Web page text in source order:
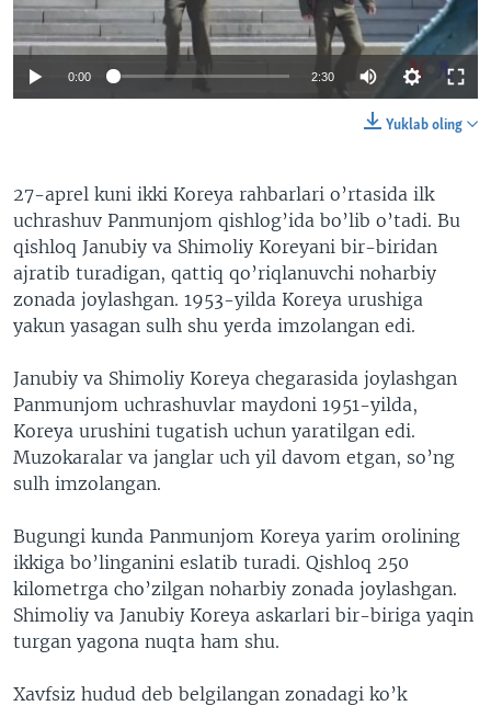
VIDEO
XABARLAR SURATLARDA
ODNOKLASSNIKI
TELEGRAM
TWITTER
0:00 2:30
Yuklab oling
27-aprel kuni ikki Koreya rahbarlari o’rtasida ilk
uchrashuv Panmunjom qishlog’ida bo’lib o’tadi. Bu
qishloq Janubiy va Shimoliy Koreyani bir-biridan
ajratib turadigan, qattiq qo’riqlanuvchi noharbiy
zonada joylashgan. 1953-yilda Koreya urushiga
yakun yasagan sulh shu yerda imzolangan edi.
Janubiy va Shimoliy Koreya chegarasida joylashgan
Panmunjom uchrashuvlar maydoni 1951-yilda,
Koreya urushini tugatish uchun yaratilgan edi.
Muzokaralar va janglar uch yil davom etgan, so’ng
sulh imzolangan.
Bugungi kunda Panmunjom Koreya yarim orolining
ikkiga bo’linganini eslatib turadi. Qishloq 250
kilometrga cho’zilgan noharbiy zonada joylashgan.
Shimoliy va Janubiy Koreya askarlari bir-biriga yaqin
turgan yagona nuqta ham shu.
Xavfsiz hudud deb belgilangan zonadagi ko’k